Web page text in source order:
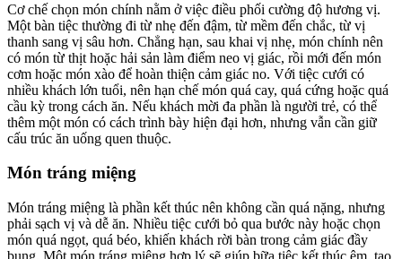
Cơ chế chọn món chính nằm ở việc điều phối cường độ hương vị.
Một bàn tiệc thường đi từ nhẹ đến đậm, từ mềm đến chắc, từ vị
thanh sang vị sâu hơn. Chẳng hạn, sau khai vị nhẹ, món chính nên
có món từ thịt hoặc hải sản làm điểm neo vị giác, rồi mới đến món
cơm hoặc món xào để hoàn thiện cảm giác no. Với tiệc cưới có
nhiều khách lớn tuổi, nên hạn chế món quá cay, quá cứng hoặc quá
cầu kỳ trong cách ăn. Nếu khách mời đa phần là người trẻ, có thể
thêm một món có cách trình bày hiện đại hơn, nhưng vẫn cần giữ
cấu trúc ăn uống quen thuộc.
Món tráng miệng
Món tráng miệng là phần kết thúc nên không cần quá nặng, nhưng
phải sạch vị và dễ ăn. Nhiều tiệc cưới bỏ qua bước này hoặc chọn
món quá ngọt, quá béo, khiến khách rời bàn trong cảm giác đầy
bụng. Một món tráng miệng hợp lý sẽ giúp bữa tiệc kết thúc êm, tạo